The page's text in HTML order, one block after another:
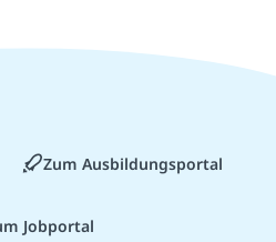
Zum Ausbildungsportal
Jobportal